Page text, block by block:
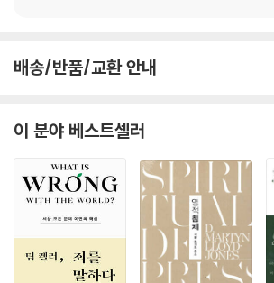
- 이동원 (목사, 지구촌교회 창립ㆍ원로 목사)
“성서 가르침에 따라 침례교회 정체성을 회복해
서적 침례교회를 세우게 돕는다.”
- 김택수 (총장, 성서침례대학원대학교)
“교단주의에 매이지 않고 오히려 성경 해석의 한
론을 설명함으로써 독자를 성경에 더 집중하게 한
- 박정근 (담임목사, 영안침례교회)
배송/반품/교환 안내
이 분야 베스트셀러